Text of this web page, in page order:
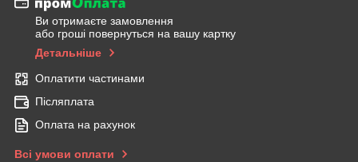
Ви отримаєте замовлення
або гроші повернуться на вашу картку
Детальніше
Оплатити частинами
Післяплата
Оплата на рахунок
Всі умови оплати